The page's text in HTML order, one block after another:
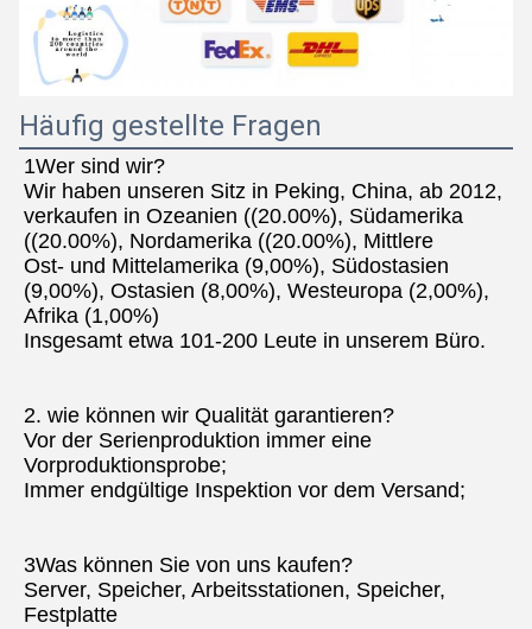
Häufig gestellte Fragen
1Wer sind wir?
Wir haben unseren Sitz in Peking, China, ab 2012,
verkaufen in Ozeanien ((20.00%), Südamerika
((20.00%), Nordamerika ((20.00%), Mittlere
Ost- und Mittelamerika (9,00%), Südostasien
(9,00%), Ostasien (8,00%), Westeuropa (2,00%),
Afrika (1,00%)
Insgesamt etwa 101-200 Leute in unserem Büro.
2. wie können wir Qualität garantieren?
Vor der Serienproduktion immer eine
Vorproduktionsprobe;
Immer endgültige Inspektion vor dem Versand;
3Was können Sie von uns kaufen?
Server, Speicher, Arbeitsstationen, Speicher,
Festplatte